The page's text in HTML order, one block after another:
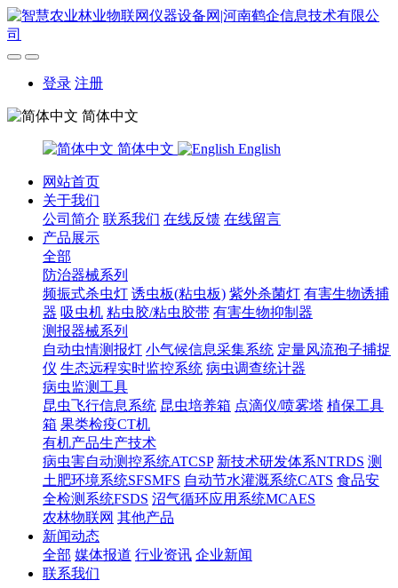
登录 注册
简体中文
简体中文 English
网站首页
关于我们
公司简介 联系我们 在线反馈 在线留言
产品展示
全部
防治器械系列
频振式杀虫灯 诱虫板(粘虫板) 紫外杀菌灯 有害生物诱捕
器 吸虫机 粘虫胶/粘虫胶带 有害生物抑制器
测报器械系列
自动虫情测报灯 小气候信息采集系统 定量风流孢子捕捉
仪 生态远程实时监控系统 病虫调查统计器
病虫监测工具
昆虫飞行信息系统 昆虫培养箱 点滴仪/喷雾塔 植保工具
箱 果类检疫CT机
有机产品生产技术
病虫害自动测控系统ATCSP 新技术研发体系NTRDS 测
土肥环境系统SFSMFS 自动节水灌溉系统CATS 食品安
全检测系统FSDS 沼气循环应用系统MCAES
农林物联网 其他产品
新闻动态
全部 媒体报道 行业资讯 企业新闻
联系我们